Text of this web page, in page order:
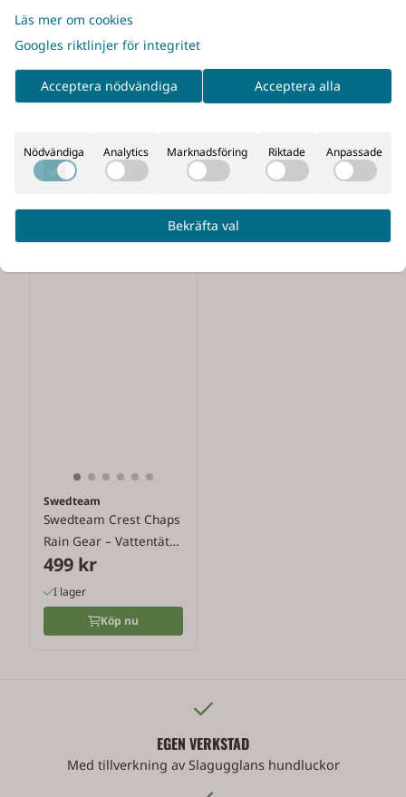
Swedteam
Swedteam Crest Chaps
Rain Gear – Vattentäta
...
499 kr
I lager
Köp nu
EGEN VERKSTAD
Med tillverkning av Slagugglans hundluckor
Läs mer om cookies
Googles riktlinjer för integritet
Acceptera nödvändiga Acceptera alla
Nödvändiga Analytics Marknadsföring Riktade Anpassade
Bekräfta val